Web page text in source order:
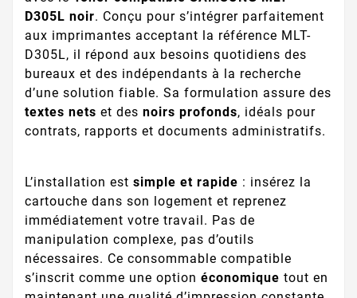
D305L noir. Conçu pour s’intégrer parfaitement
aux imprimantes acceptant la référence MLT-
D305L, il répond aux besoins quotidiens des
bureaux et des indépendants à la recherche
d’une solution fiable. Sa formulation assure des
textes nets et des noirs profonds, idéals pour
contrats, rapports et documents administratifs.
L’installation est simple et rapide : insérez la
cartouche dans son logement et reprenez
immédiatement votre travail. Pas de
manipulation complexe, pas d’outils
nécessaires. Ce consommable compatible
s’inscrit comme une option économique tout en